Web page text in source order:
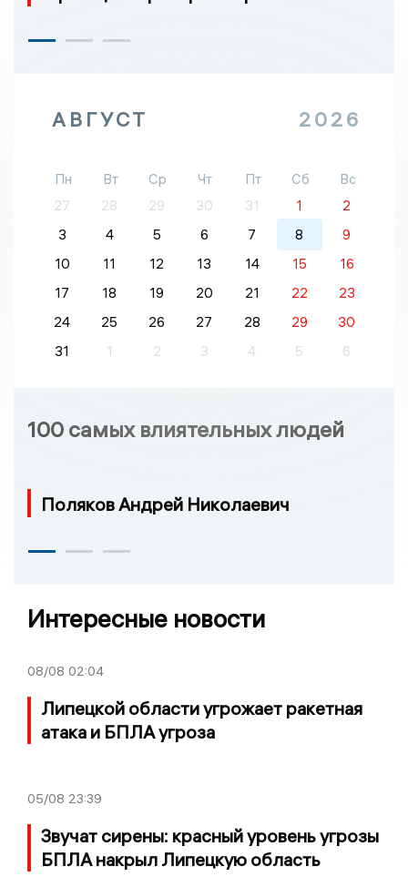
АВГУСТ 2026
Пн Вт Ср Чт Пт Сб
Вс
27
28 29 30 31 1
2
3
4 5 6 7 8
9
10
11 12 13 14 15
16
17
18 19 20 21 22
23
24
25 26 27 28 29
30
31
1 2 3 4 5 6
100 самых влиятельных людей
Поляков Андрей Николаевич
Интересные новости
08/08 02:04
Липецкой области угрожает ракетная
атака и БПЛА угроза
05/08 23:39
Звучат сирены: красный уровень угрозы
БПЛА накрыл Липецкую область